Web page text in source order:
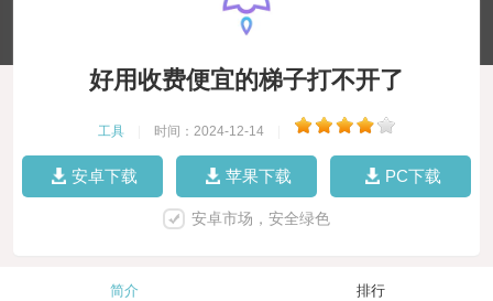
好用收费便宜的梯子打不开了
工具 时间：2024-12-14
安卓下载 苹果下载 PC下载
安卓市场，安全绿色
简介 排行